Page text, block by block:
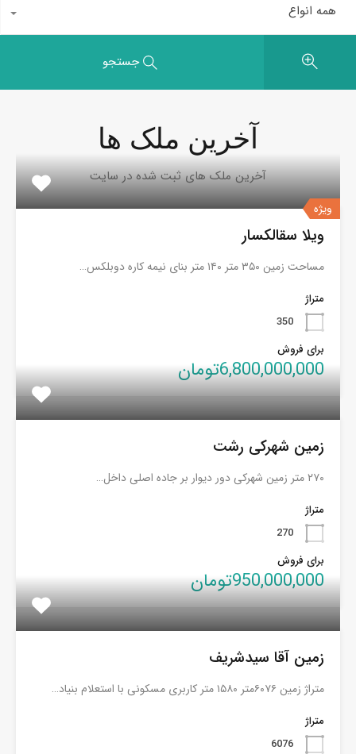
همه انواع
جستجو
آخرین ملک ها
آخرین ملک های ثبت شده در سایت
ویژه
ویلا سقالکسار
مساحت زمین ۳۵۰ متر ۱۴۰ متر بنای نیمه کاره دوبلکس…
متراژ
350
برای فروش
6,800,000,000تومان
زمین شهرکی رشت
۲۷۰ متر زمین شهرکی دور دیوار بر جاده اصلی داخل…
متراژ
270
برای فروش
950,000,000تومان
زمین آقا سیدشریف
متراژ زمین ۶۰۷۶متر ۱۵۸۰ متر کاربری مسکونی با استعلام بنیاد…
متراژ
6076